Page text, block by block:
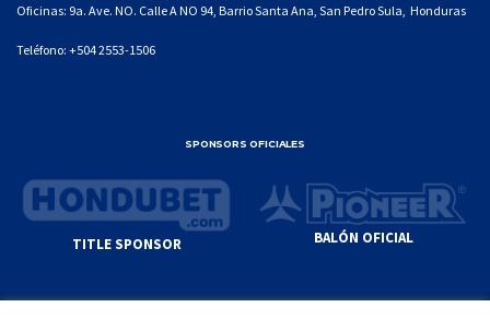
Oficinas: 9a. Ave. NO. Calle A NO 94, Barrio Santa Ana, San Pedro Sula, Honduras
Teléfono: +504 2553-1506
SPONSORS OFICIALES
TITLE SPONSOR BALÓN OFICIAL